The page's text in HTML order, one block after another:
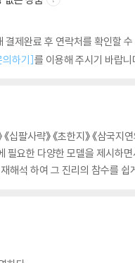
제완료 후 연락처를 확인할 수
의하기]를 이용해 주시기 바랍니
《십팔사략》 《초한지》 《삼
필요한 다양한 모델을 제시하
해석 하여 그 진리의 참수를